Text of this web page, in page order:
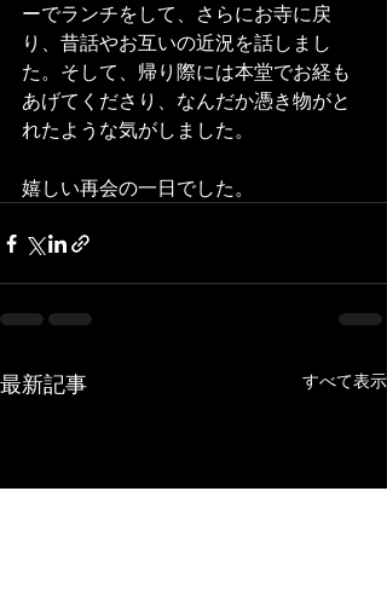
ーでランチをして、さらにお寺に戻
り、昔話やお互いの近況を話しまし
た。そして、帰り際には本堂でお経も
あげてくださり、なんだか憑き物がと
れたような気がしました。
嬉しい再会の一日でした。
最新記事 すべて表示